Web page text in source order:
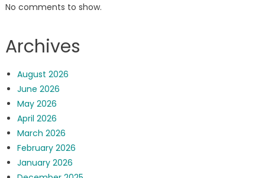
No comments to show.
Archives
August 2026
June 2026
May 2026
April 2026
March 2026
February 2026
January 2026